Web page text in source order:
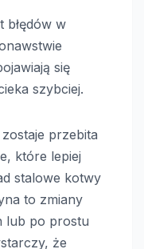
błędów w
się
szybciej.
przebita
które lepiej
stalowe kotwy
to zmiany
lub po prostu
że